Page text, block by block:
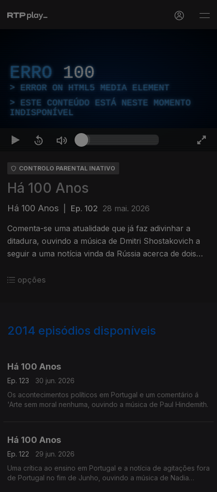
ERRO 100
ERROR ON HTML5 MEDIA ELEMENT
ESTE CONTEÚDO ESTÁ NESTE MOMENTO
INDISPONÍVEL
CONTROLO PARENTAL INATIVO
Há 100 Anos
Há 100 Anos Ep. 102 28 mai. 2026
Comenta-se uma atualidade que já faz adivinhar a
ditadura, ouvindo a música de Dmitri Shostakovich a
seguir a uma notícia vinda da Rússia acerca de dois
opções
2014 episódios disponíveis
Há 100 Anos
Ep. 123
30 jun. 2026
Os acontecimentos políticos em Portugal e um comentário á
'Arte sem moral nenhuma, ouvindo a música de Paul Hindemith.
Há 100 Anos
Ep. 122
29 jun. 2026
Uma crítica ao ensino em Portugal e a notícia de agitações fora
de Portugal no fim de Junho, ouvindo a música de Nadia